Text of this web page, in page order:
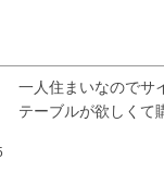
一人住まいなのでサ
テーブルが欲しくて